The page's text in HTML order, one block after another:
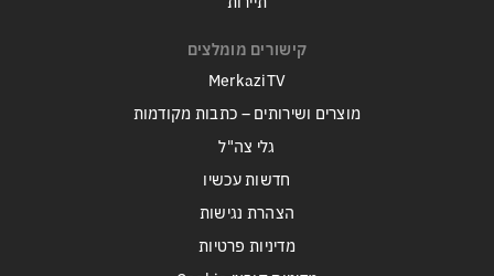
קישורים מומלצים
MerkaziTV
מוצרים ושירותים – כתבות מקודמות
גלי צה"ל
חדשות עכשיו
הצהרת נגישות
מדיניות פרטיות